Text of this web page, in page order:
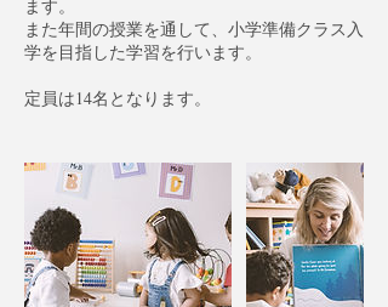
ます。
また年間の授業を通して、小学準備クラス入
学を目指した学習を行います。
定員は14名となります。